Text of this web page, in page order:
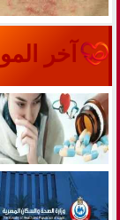
آخر